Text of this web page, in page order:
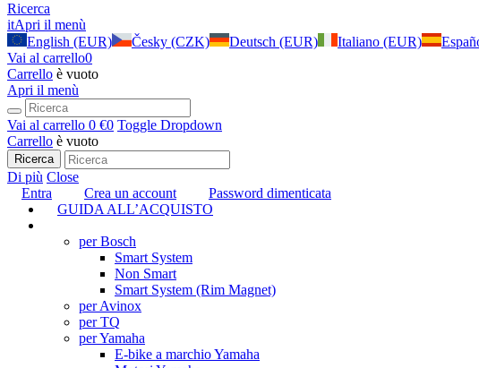
Ricerca
itApri il menù
English (EUR)
Česky (CZK) Deutsch (EUR) Italiano (EUR)
Vai al carrello0
Carrello è vuoto
Apri il menù
Vai al carrello 0 €0 Toggle Dropdown
Carrello è vuoto
Ricerca
Di più Close
Entra
Crea un account
Password dimenticata
GUIDA ALL’ACQUISTO
per Bosch
Smart System
Non Smart
Smart System (Rim Magnet)
per Avinox
per TQ
per Yamaha
E-bike a marchio Yamaha